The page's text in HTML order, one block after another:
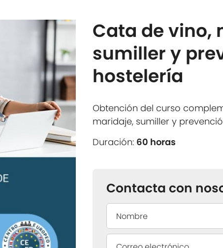
Cata de vino,
sumiller y
hostelería
Obtención del curso
maridaje, sumiller y
Duración: 60 horas
Contacta con